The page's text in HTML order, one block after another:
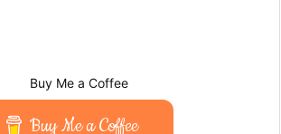
Buy Me a Coffee
Buy Me a Coffee